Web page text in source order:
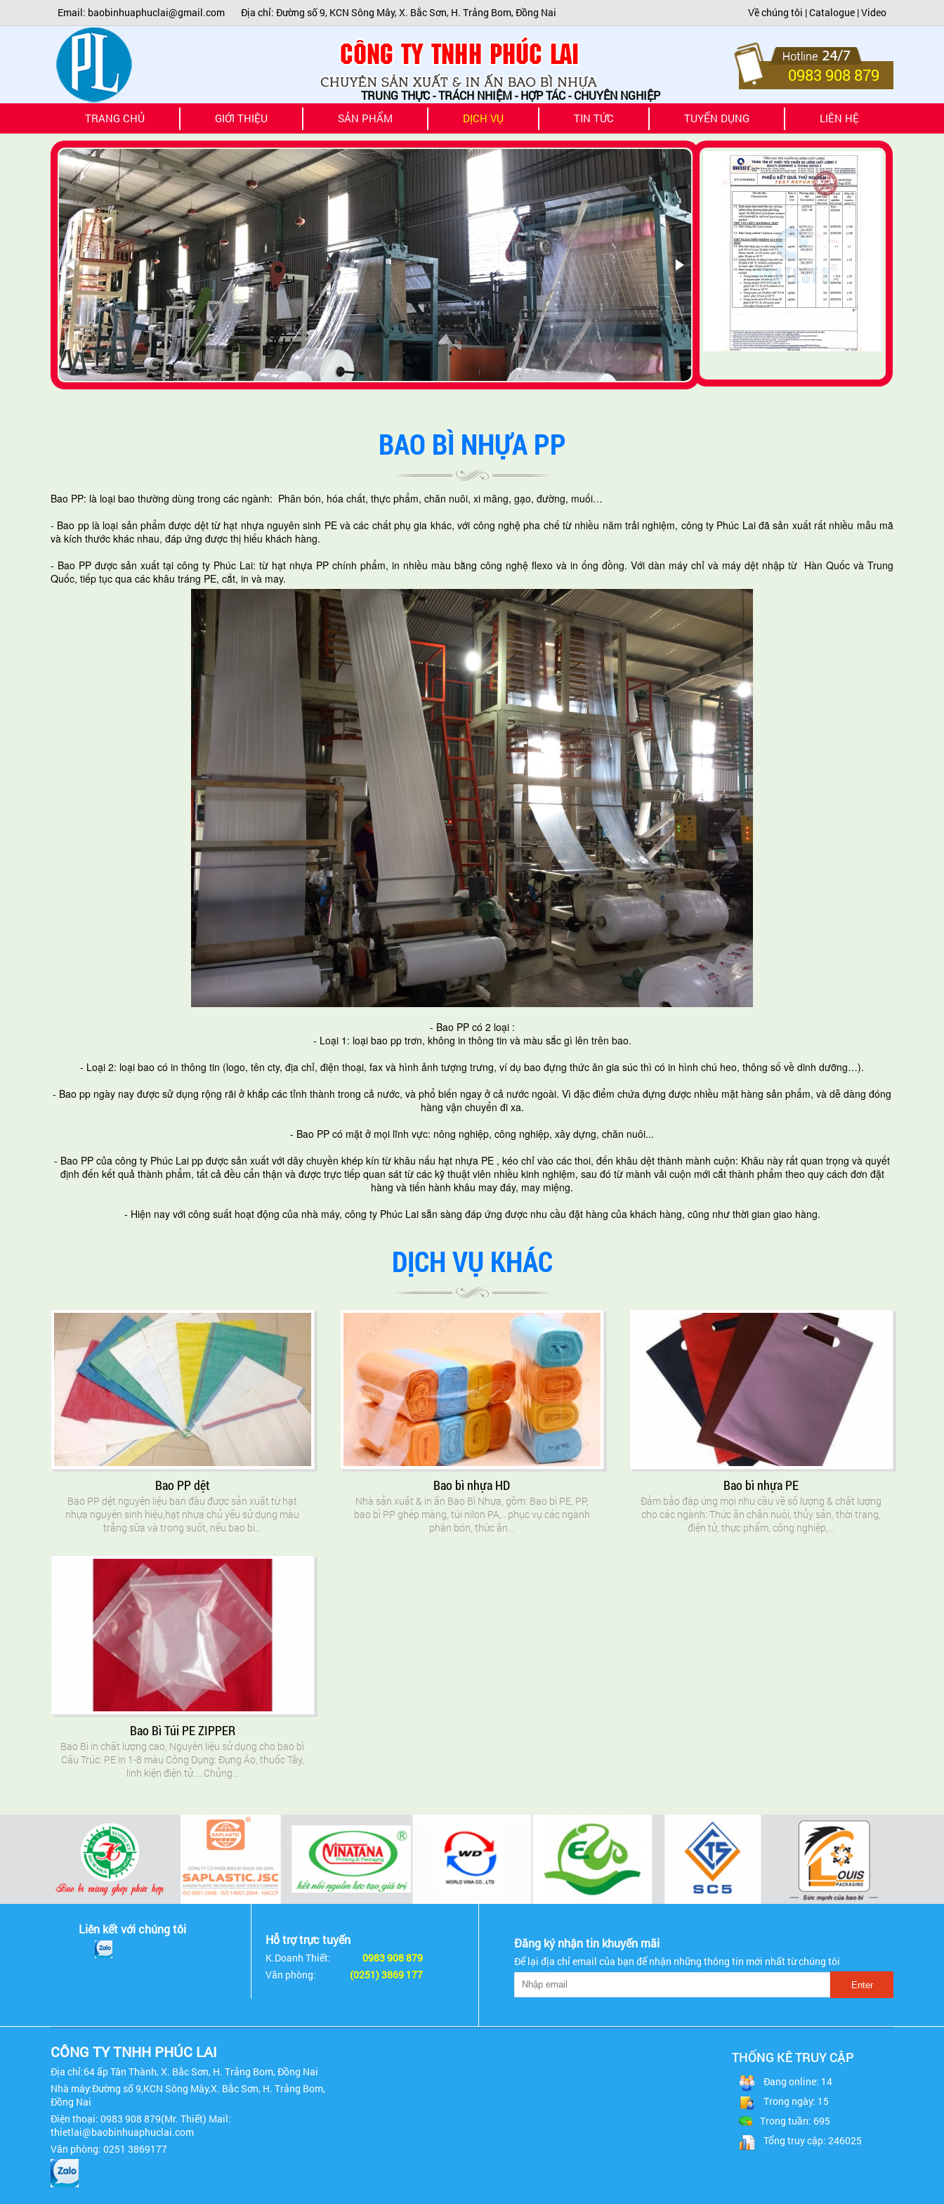
Email: baobinhuaphuclai@gmail.com Địa chỉ: Đường số 9, KCN Sông Mây, X. Bắc Sơn, H. Trảng Bom, Đồng Nai Về chúng tôi |Catalogue |Video
0983 908 879
TRUNG THỰC - TRÁCH NHIỆM - HỢP TÁC - CHUYÊN NGHIỆP
TRANG CHỦ GIỚI THIỆU SẢN PHẨM DỊCH VỤ TIN TỨC TUYỂN DỤNG LIÊN HỆ
BAO BÌ NHỰA PP
Bao PP: là loại bao thường dùng trong các ngành: Phân bón, hóa chất, thực phẩm, chăn nuôi, xi măng, gạo, đường, muối…
- Bao pp là loại sản phẩm được dệt từ hạt nhựa nguyên sinh PE và các chất phụ gia khác, với công nghệ pha chế từ nhiều năm trải nghiệm, công ty Phúc Lai đã sản xuất rất nhiều mẫu mã
và kích thước khác nhau, đáp ứng được thị hiếu khách hàng.
- Bao PP được sản xuất tại công ty Phúc Lai: từ hạt nhựa PP chính phẩm, in nhiều màu bằng công nghệ flexo và in ống đồng. Với dàn máy chỉ và máy dệt nhập từ Hàn Quốc và Trung
Quốc, tiếp tục qua các khâu tráng PE, cắt, in và may.
- Bao PP có 2 loại :
- Loại 1: loại bao pp trơn, không in thông tin và màu sắc gì lên trên bao.
- Loại 2: loại bao có in thông tin (logo, tên cty, địa chỉ, điện thoại, fax và hình ảnh tượng trưng, ví dụ bao đựng thức ăn gia súc thì có in hình chú heo, thông số về dinh dưỡng…).
- Bao pp ngày nay được sử dụng rộng rãi ở khắp các tỉnh thành trong cả nước, và phổ biến ngay ở cả nước ngoài. Vì đặc điểm chứa đựng được nhiều mặt hàng sản phẩm, và dễ dàng đóng
hàng vận chuyển đi xa.
- Bao PP có mặt ở mọi lĩnh vực: nông nghiệp, công nghiệp, xây dựng, chăn nuôi...
- Bao PP của công ty Phúc Lai pp được sản xuất với dây chuyền khép kín từ khâu nấu hạt nhựa PE , kéo chỉ vào các thoi, đến khâu dệt thành mành cuộn: Khâu này rất quan trọng và quyết
định đến kết quả thành phẩm, tất cả đều cẩn thận và được trực tiếp quan sát từ các kỹ thuật viên nhiều kinh nghiệm, sau đó từ mành vải cuộn mới cắt thành phẩm theo quy cách đơn đặt
hàng và tiến hành khâu may đáy, may miệng.
- Hiện nay với công suất hoạt động của nhà máy, công ty Phúc Lai sẵn sàng đáp ứng được nhu cầu đặt hàng của khách hàng, cũng như thời gian giao hàng.
DỊCH VỤ KHÁC
Bao PP dệt
Bao PP dệt nguyên liệu ban đầu được sản xuất từ hạt
nhựa nguyên sinh hiệu,hạt nhựa chủ yếu sử dụng màu
trắng sữa và trong suốt, nếu bao bì...
Bao bì nhựa HD
Nhà sản xuất & in ấn Bao Bì Nhựa, gồm: Bao bì PE, PP,
bao bì PP ghép màng, túi nilon PA,.. phục vụ các ngành
phân bón, thức ăn...
Bao bì nhựa PE
Đảm bảo đáp ứng mọi nhu cầu về số lượng & chất lượng
cho các ngành: Thức ăn chăn nuôi, thủy sản, thời trang,
điện tử, thực phẩm, công nghiệp,...
Bao Bì Túi PE ZIPPER
Bao Bì in chất lượng cao, Nguyên liệu sử dụng cho bao bì
Cấu Trúc: PE in 1-8 màu Công Dụng: Đựng Áo, thuốc Tây,
linh kiện điện tử.... Chủng...
Liên kết với chúng tôi
Hỗ trợ trực tuyến
K.Doanh Thiết:
0983 908 879
Văn phòng:
(0251) 3869 177
Đăng ký nhận tin khuyến mãi
Để lại địa chỉ email của bạn để nhận những thông tin mới nhất từ chúng tôi
CÔNG TY TNHH PHÚC LAI
Địa chỉ:64 ấp Tân Thành, X. Bắc Sơn, H. Trảng Bom, Đồng Nai
Nhà máy:Đường số 9,KCN Sông Mây,X. Bắc Sơn, H. Trảng Bom,
Đồng Nai
Điện thoại: 0983 908 879(Mr. Thiết) Mail:
thietlai@baobinhuaphuclai.com
Văn phòng: 0251 3869177
THỐNG KÊ TRUY CẬP
Đang online: 14
Trong ngày: 15
Trong tuần: 695
Tổng truy cập: 246025